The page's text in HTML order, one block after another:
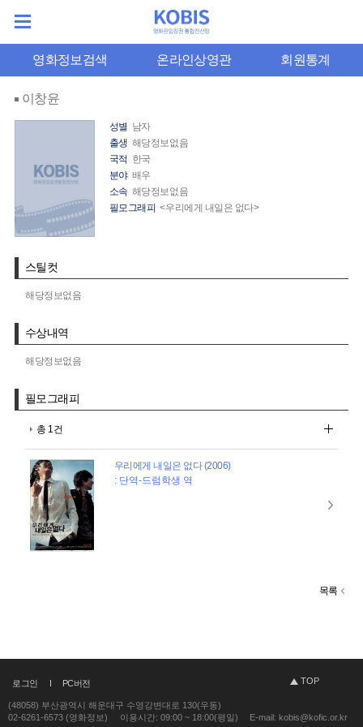
영화정보검색 온라인상영관 회원통계
이창윤
성별 남자
출생 해당정보없음
국적 한국
분야 배우
소속 해당정보없음
필모그래피 <우리에게 내일은 없다>
스틸컷
해당정보없음
수상내역
해당정보없음
필모그래피
총 1건
우리에게 내일은 없다 (2006)
: 단역-드럼학생 역
목록
로그인 PC버전 TOP
(48058) 부산광역시 해운대구 수영강변대로 130(우동)
02-6261-6573 (영화정보)
이용시간: 09:00 ~ 18:00(평일) E-mail: kobis@kofic.or.kr